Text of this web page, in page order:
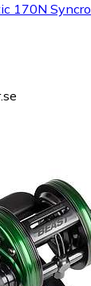
170N Syncro